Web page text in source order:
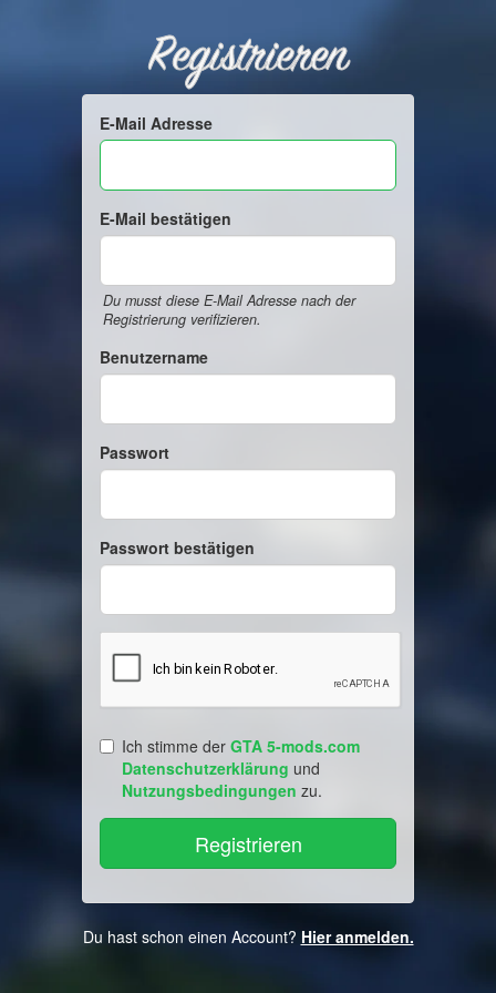
Registrieren
E-Mail Adresse
E-Mail bestätigen
Du musst diese E-Mail Adresse nach der
Registrierung verifizieren.
Benutzername
Passwort
Passwort bestätigen
Ich stimme der GTA 5-mods.com
Datenschutzerklärung und
Nutzungsbedingungen zu.
Du hast schon einen Account? Hier anmelden.